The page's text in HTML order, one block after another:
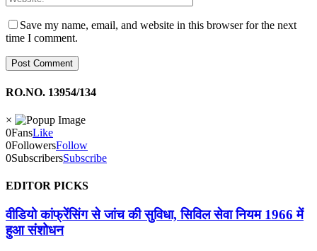
Save my name, email, and website in this browser for the next
time I comment.
RO.NO. 13954/134
×
0FansLike
0FollowersFollow
0SubscribersSubscribe
EDITOR PICKS
वीडियो कांफ्रेंसिंग से जांच की सुविधा, सिविल सेवा नियम 1966 में
हुआ संशोधन